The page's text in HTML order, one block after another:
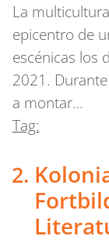
La
epicentro de
escénicas los
2021.
a montar…
Tag: